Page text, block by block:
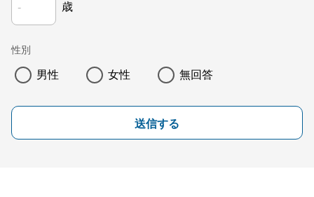
歳
性別
男性 女性 無回答
送信する